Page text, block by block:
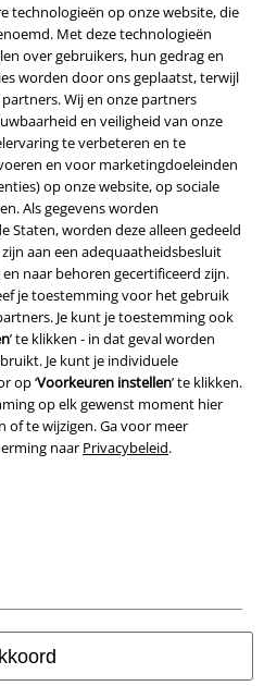
technologieën op onze website, die
Met deze technologieën
over gebruikers, hun gedrag en
worden door ons geplaatst, terwijl
Wij en onze partners
en veiligheid van onze
te verbeteren en te
en voor marketingdoeleinden
op onze website, op sociale
Als gegevens worden
Staten, worden deze alleen gedeeld
aan een adequaatheidsbesluit
naar behoren gecertificeerd zijn.
je toestemming voor het gebruik
Je kunt je toestemming ook
’ te klikken - in dat geval worden
Je kunt je individuele
op ‘Voorkeuren instellen’ te klikken.
op elk gewenst moment hier
of te wijzigen. Ga voor meer
naar Privacybeleid.
B.V.